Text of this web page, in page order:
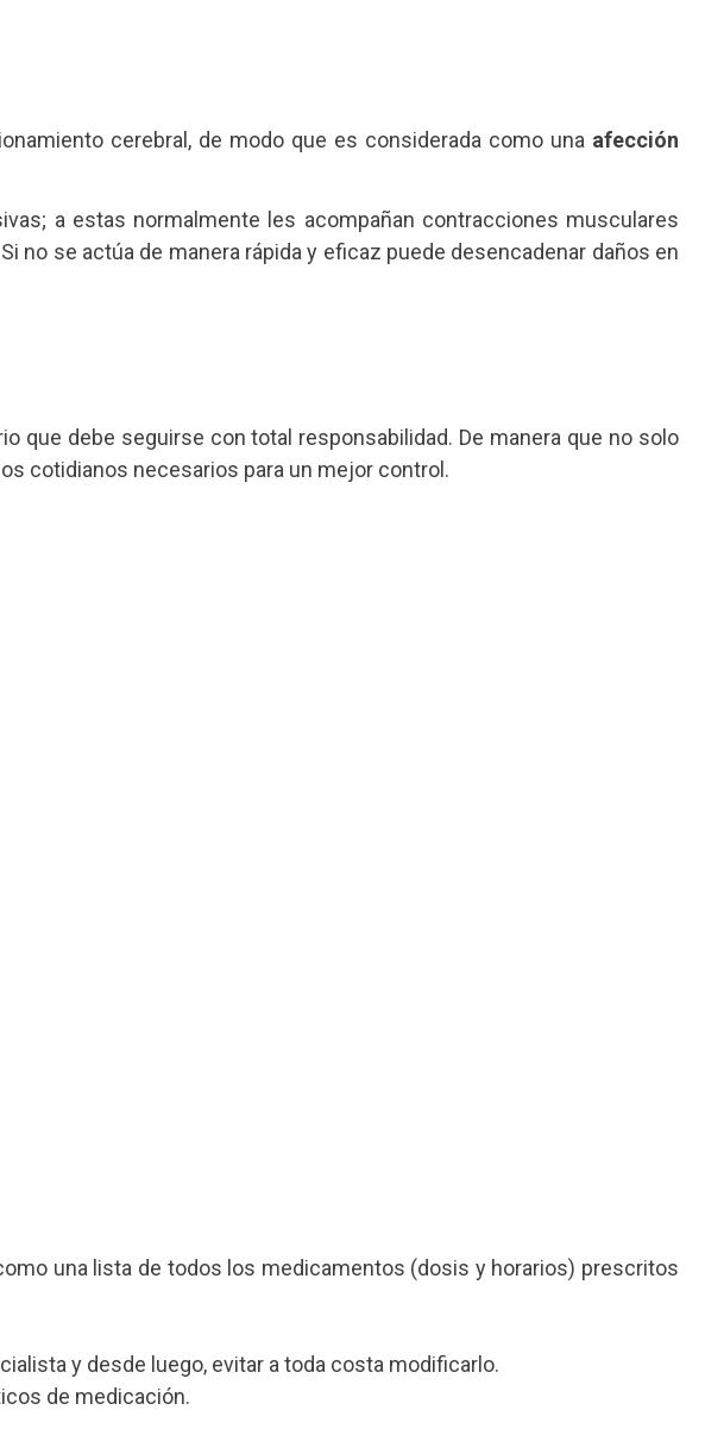
cerebral, de modo que es considerada como una afección
a estas normalmente les acompañan contracciones musculares
no se actúa de manera rápida y eficaz puede desencadenar daños en
que debe seguirse con total responsabilidad. De manera que no solo
cotidianos necesarios para un mejor control.
una lista de todos los medicamentos (dosis y horarios) prescritos
y desde luego, evitar a toda costa modificarlo.
de medicación.